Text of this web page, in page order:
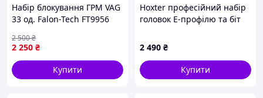
Набір блокування ГРМ VAG
33 од. Falon-Tech FT9956
2 250 ₴
2 500₴
Купити
Hoxter професійний набір
головок E-профілю та біт
2 490 ₴
Купити